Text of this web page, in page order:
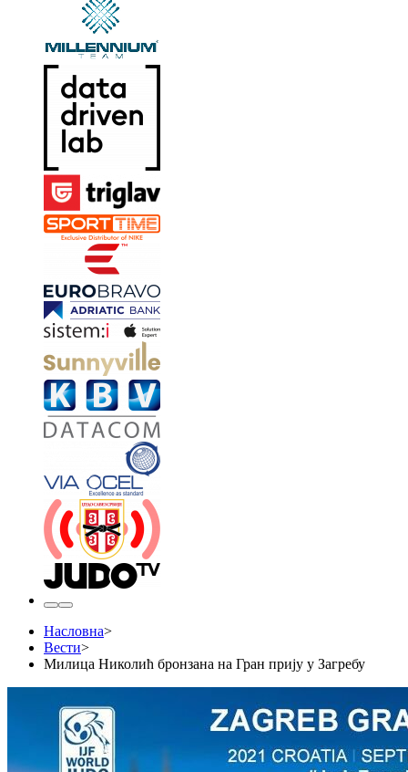
Насловна>
Вести>
Милица Николић бронзана на Гран прију у Загребу